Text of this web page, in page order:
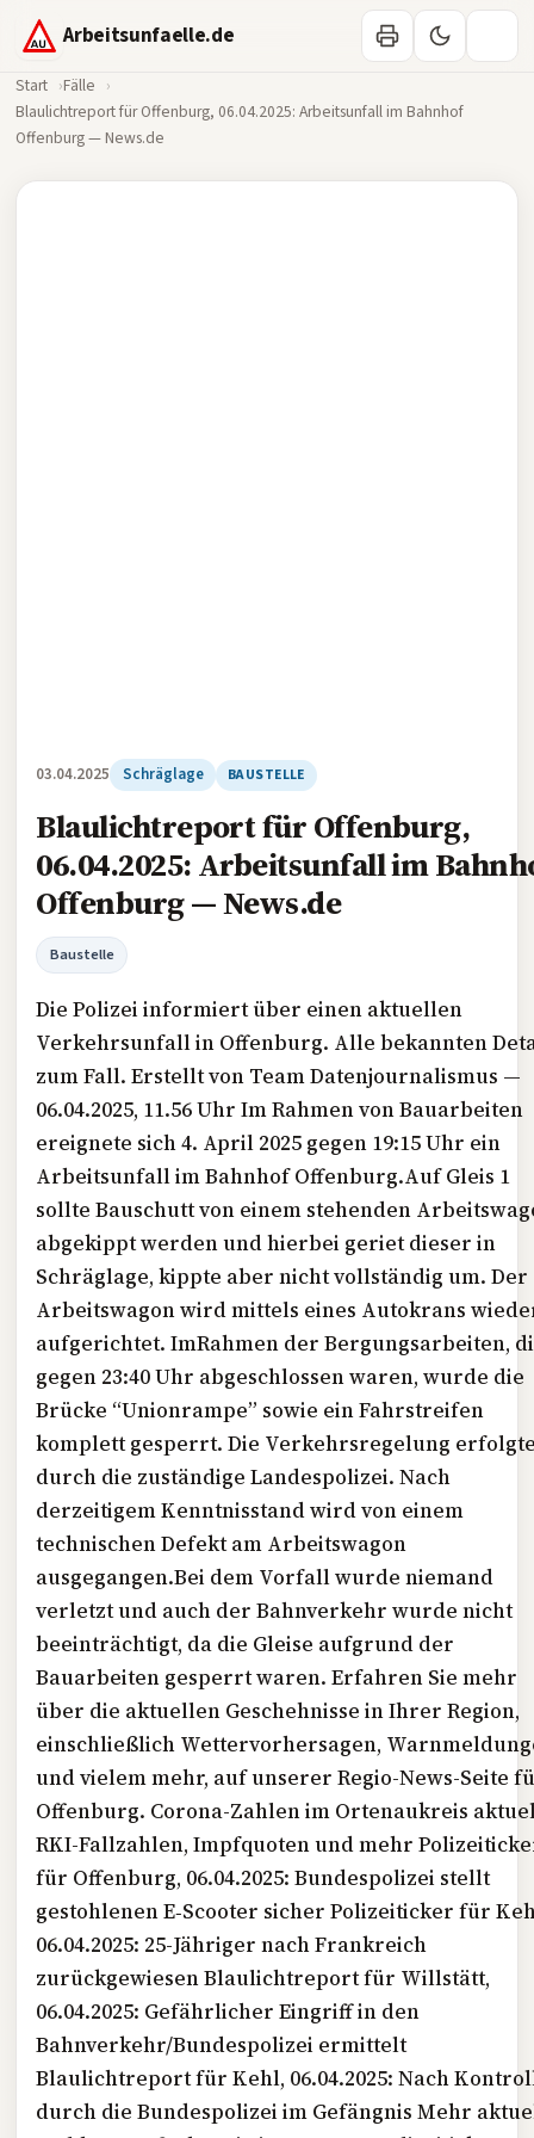
Arbeitsunfaelle.de
Start
Fälle
Blaulichtreport für Offenburg, 06.04.2025: Arbeitsunfall im Bahnhof
Offenburg — News.de
03.04.2025 Schräglage BAUSTELLE
Blaulichtreport für Offenburg,
06.04.2025: Arbeitsunfall im
Offenburg — News.de
Baustelle
Die Polizei informiert über einen aktuellen
Verkehrsunfall in Offenburg. Alle bekannten
zum Fall. Erstellt von Team Datenjournalismus —
06.04.2025, 11.56 Uhr Im Rahmen von Bauarbeiten
ereignete sich 4. April 2025 gegen 19:15 Uhr ein
Arbeitsunfall im Bahnhof Offenburg.Auf Gleis 1
sollte Bauschutt von einem stehenden
abgekippt werden und hierbei geriet dieser in
Schräglage, kippte aber nicht vollständig um. Der
Arbeitswagon wird mittels eines Autokrans
aufgerichtet. ImRahmen der Bergungsarbeiten,
gegen 23:40 Uhr abgeschlossen waren, wurde die
Brücke “Unionrampe” sowie ein Fahrstreifen
komplett gesperrt. Die Verkehrsregelung
durch die zuständige Landespolizei. Nach
derzeitigem Kenntnisstand wird von einem
technischen Defekt am Arbeitswagon
ausgegangen.Bei dem Vorfall wurde niemand
verletzt und auch der Bahnverkehr wurde nicht
beeinträchtigt, da die Gleise aufgrund der
Bauarbeiten gesperrt waren. Erfahren Sie mehr
über die aktuellen Geschehnisse in Ihrer Region,
einschließlich Wettervorhersagen,
und vielem mehr, auf unserer Regio-News-Seite
Offenburg. Corona-Zahlen im Ortenaukreis
RKI-Fallzahlen, Impfquoten und mehr
für Offenburg, 06.04.2025: Bundespolizei stellt
gestohlenen E‑Scooter sicher Polizeiticker für
06.04.2025: 25-Jähriger nach Frankreich
zurückgewiesen Blaulichtreport für Willstätt,
06.04.2025: Gefährlicher Eingriff in den
Bahnverkehr/Bundespolizei ermittelt
Blaulichtreport für Kehl, 06.04.2025: Nach
durch die Bundespolizei im Gefängnis Mehr